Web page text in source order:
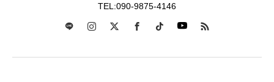
TEL:090-9875-4146